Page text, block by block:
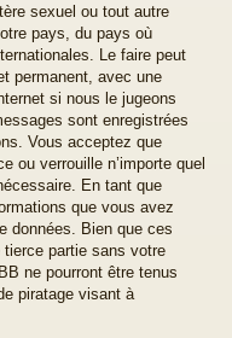
sexuel ou tout autre
pays, du pays où
Le faire peut
permanent, avec une
si nous le jugeons
sont enregistrées
Vous acceptez que
ou verrouille n’importe quel
En tant que
que vous avez
données. Bien que ces
partie sans votre
ne pourront être tenus
piratage visant à